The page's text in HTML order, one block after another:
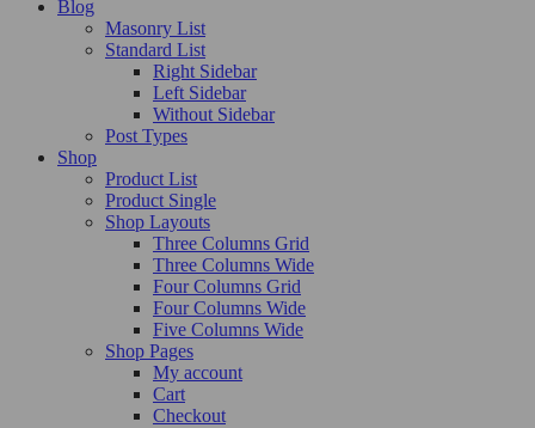
Blog
Masonry List
Standard List
Right Sidebar
Left Sidebar
Without Sidebar
Post Types
Shop
Product List
Product Single
Shop Layouts
Three Columns Grid
Three Columns Wide
Four Columns Grid
Four Columns Wide
Five Columns Wide
Shop Pages
My account
Cart
Checkout